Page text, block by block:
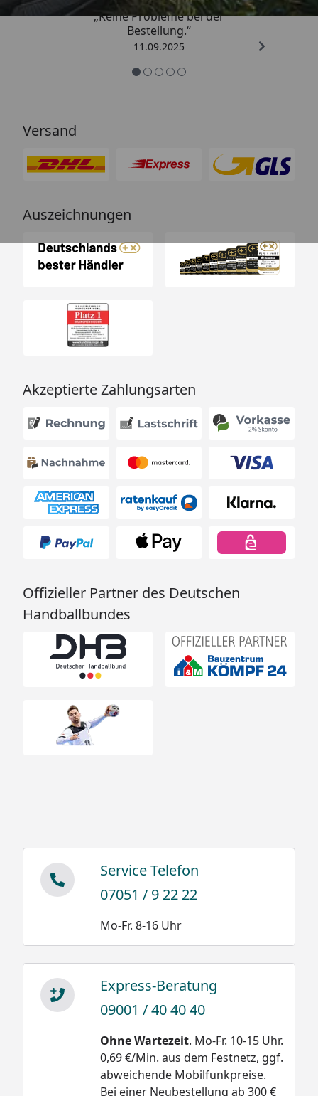
„Keine Probleme bei der
Bestellung.“
11.09.2025
Versand
Auszeichnungen
Akzeptierte Zahlungsarten
Offizieller Partner des Deutschen
Handballbundes
Service Telefon
07051 / 9 22 22
Mo-Fr. 8-16 Uhr
Express-Beratung
09001 / 40 40 40
Ohne Wartezeit. Mo-Fr. 10-15 Uhr.
0,69 €/Min. aus dem Festnetz, ggf.
abweichende Mobilfunkpreise.
Bei einer Neubestellung ab 300 €